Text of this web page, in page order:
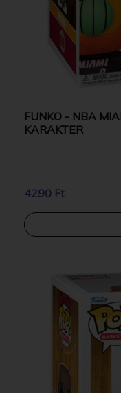
FUNKO - NBA
KARAKTER
4290 Ft